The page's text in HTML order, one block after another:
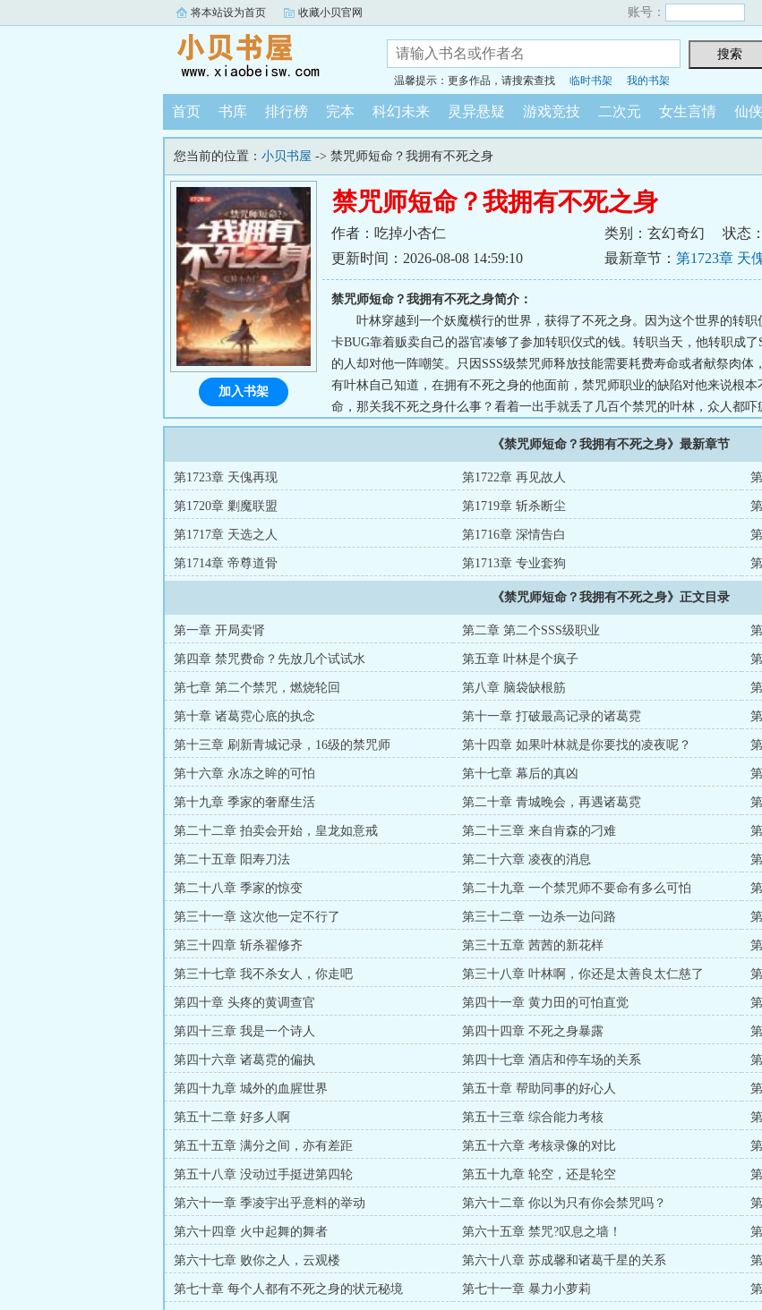
将本站设为首页 收藏小贝官网 账号：
温馨提示：更多作品，请搜索查找 临时书架 我的书架
首页 书库 排行榜 完本 科幻未来 灵异悬疑 游戏竞技 二次元 女生言情 仙
您当前的位置： 小贝书屋 -> 禁咒师短命？我拥有不死之身
禁咒师短命？我拥有不死之身
作者：吃掉小杏仁 类别：玄幻奇幻
状态
更新时间：2026-08-08 14:59:10
最新章节： 第1723章 天
禁咒师短命？我拥有不死之身简介：
叶林穿越到一个妖魔横行的世界，获得了不死之身。因为这个世界的转
卡BUG靠着贩卖自己的器官凑够了参加转职仪式的钱。转职当天，他转职成了
的人却对他一阵嘲笑。只因SSS级禁咒师释放技能需要耗费寿命或者献祭肉体
有叶林自己知道，在拥有不死之身的他面前，禁咒师职业的缺陷对他来说根本
命，那关我不死之身什么事？看着一出手就丢了几百个禁咒的叶林，众人都吓
有几条命啊？禁咒当平A使？”...
加入书架
《禁咒师短命？我拥有不死之身》最新章节
第1723章 天傀再现 第1722章 再见故人
第1720章 剿魔联盟 第1719章 斩杀断尘
第1717章 天选之人 第1716章 深情告白
第1714章 帝尊道骨 第1713章 专业套狗
《禁咒师短命？我拥有不死之身》正文目录
第一章 开局卖肾 第二章 第二个SSS级职业
第四章 禁咒费命？先放几个试试水 第五章 叶林是个疯子
第七章 第二个禁咒，燃烧轮回 第八章 脑袋缺根筋
第十章 诸葛霓心底的执念 第十一章 打破最高记录的诸葛霓
第十三章 刷新青城记录，16级的禁咒师 第十四章 如果叶林就是你要找的凌夜呢？
第十六章 永冻之眸的可怕 第十七章 幕后的真凶
第十九章 季家的奢靡生活 第二十章 青城晚会，再遇诸葛霓
第二十二章 拍卖会开始，皇龙如意戒 第二十三章 来自肯森的刁难
第二十五章 阳寿刀法 第二十六章 凌夜的消息
第二十八章 季家的惊变 第二十九章 一个禁咒师不要命有多么可怕
第三十一章 这次他一定不行了 第三十二章 一边杀一边问路
第三十四章 斩杀翟修齐 第三十五章 茜茜的新花样
第三十七章 我不杀女人，你走吧 第三十八章 叶林啊，你还是太善良太仁慈了
第四十章 头疼的黄调查官 第四十一章 黄力田的可怕直觉
第四十三章 我是一个诗人 第四十四章 不死之身暴露
第四十六章 诸葛霓的偏执 第四十七章 酒店和停车场的关系
第四十九章 城外的血腥世界 第五十章 帮助同事的好心人
第五十二章 好多人啊 第五十三章 综合能力考核
第五十五章 满分之间，亦有差距 第五十六章 考核录像的对比
第五十八章 没动过手挺进第四轮 第五十九章 轮空，还是轮空
第六十一章 季凌宇出乎意料的举动 第六十二章 你以为只有你会禁咒吗？
第六十四章 火中起舞的舞者 第六十五章 禁咒?叹息之墙！
第六十七章 败你之人，云观楼 第六十八章 苏成馨和诸葛千星的关系
第七十章 每个人都有不死之身的状元秘境 第七十一章 暴力小萝莉